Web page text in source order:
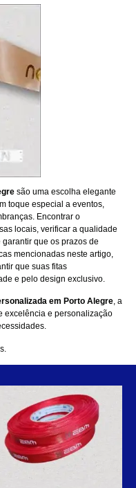
são uma escolha elegante
toque especial a eventos,
Encontrar o
locais, verificar a qualidade
que os prazos de
mencionadas neste artigo,
que suas fitas
e pelo design exclusivo.
em Porto Alegre, a
excelência e personalização